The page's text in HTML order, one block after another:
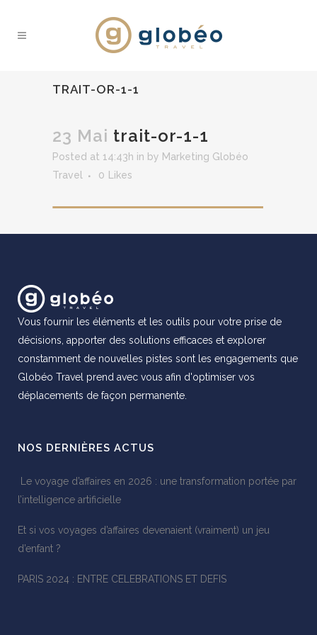
TRAIT-OR-1-1
23 Mai trait-or-1-1
Posted at 14:43h in by Marketing Globéo
Travel
0 Likes
Vous fournir les éléments et les outils pour votre prise de
décisions, apporter des solutions efficaces et explorer
constamment de nouvelles pistes sont les engagements que
Globéo Travel prend avec vous afin d'optimiser vos
déplacements de façon permanente.
NOS DERNIÈRES ACTUS
Le voyage d’affaires en 2026 : une transformation portée par
l’intelligence artificielle
Et si vos voyages d’affaires devenaient (vraiment) un jeu
d’enfant ?
PARIS 2024 : ENTRE CELEBRATIONS ET DEFIS